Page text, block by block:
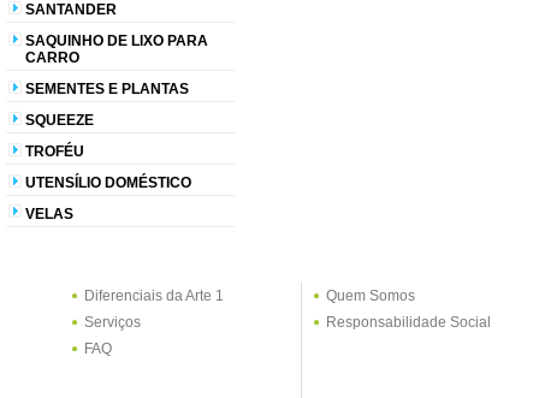
SANTANDER
SAQUINHO DE LIXO PARA
CARRO
SEMENTES E PLANTAS
SQUEEZE
TROFÉU
UTENSÍLIO DOMÉSTICO
VELAS
Diferenciais da Arte 1
Serviços
FAQ
Quem Somos
Responsabilidade Social